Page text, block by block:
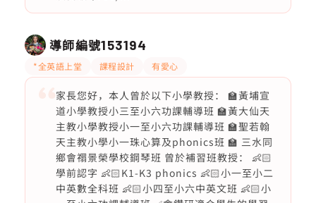
導師編號153194
*全英語上堂 課程設計 有愛心
家長您好，本人曾於以下小學教授： 🏫黃埔宣
道小學教授小三至小六功課輔導班 🏫黃大仙天
主教小學教授小一至小六功課輔導班 🏫聖若翰
天主教小學小一珠心算及phonics班 🏫 三水同
鄉會禤景榮學校鋼琴班 曾於補習班教授： 👶🏻
學前認字 👶🏻K1-K3 phonics 👶🏻小一至小二
中英數全科班 👶🏻小四至小六中英文班 👶🏻小